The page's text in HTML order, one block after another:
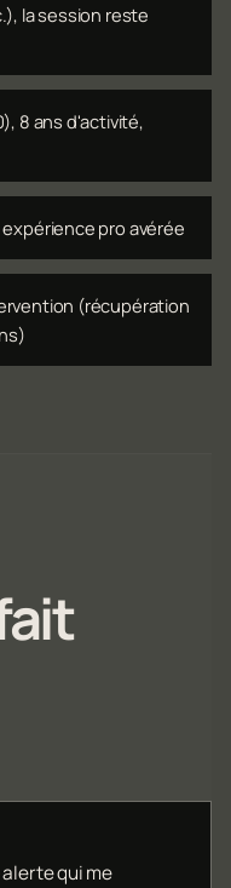
la session reste
8 ans d'activité,
pro avérée
(récupération
qui me